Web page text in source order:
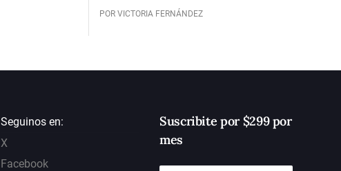
POR VICTORIA FERNÁNDEZ
Seguinos en:
X
Facebook
Suscribite por $299 por
mes